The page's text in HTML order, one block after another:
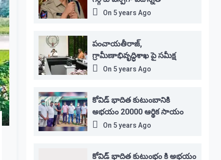
On 5 years Ago
పంచాయతీరాజ్,
గ్రామీణాభివృద్ధిశాఖ పై సమీక్ష
On 5 years Ago
కోవిడ్ భాదిత కుటుంబానికి
అభయం 20000 ఆర్థిక సాయం
On 5 years Ago
కోవిడ్ భాదిత కుటుంభం కి అభయం